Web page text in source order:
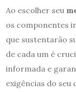
Ao escolher seu
os componentes
que sustentarão
de cada um é
informada e
exigências do seu